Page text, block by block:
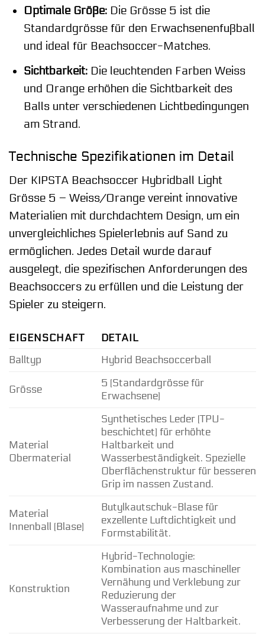
Optimale Größe:Die Grösse 5 ist die
Standardgrösse für den Erwachsenenfußball
und ideal für Beachsoccer-Matches.
Sichtbarkeit:Die leuchtenden Farben Weiss
und Orange erhöhen die Sichtbarkeit des
Balls unter verschiedenen Lichtbedingungen
am Strand.
Technische Spezifikationen im Detail
Der KIPSTA Beachsoccer Hybridball Light
Grösse 5 – Weiss/Orange vereint innovative
Materialien mit durchdachtem Design, um ein
unvergleichliches Spielerlebnis auf Sand zu
ermöglichen. Jedes Detail wurde darauf
ausgelegt, die spezifischen Anforderungen des
Beachsoccers zu erfüllen und die Leistung der
Spieler zu steigern.
EIGENSCHAFT
DETAIL
Balltyp
Hybrid Beachsoccerball
Grösse
5 (Standardgrösse für
Erwachsene)
Material
Obermaterial
Synthetisches Leder (TPU-
beschichtet) für erhöhte
Haltbarkeit und
Wasserbeständigkeit. Spezielle
Oberflächenstruktur für besseren
Grip im nassen Zustand.
Material
Innenball (Blase)
Butylkautschuk-Blase für
exzellente Luftdichtigkeit und
Formstabilität.
Konstruktion
Hybrid-Technologie:
Kombination aus maschineller
Vernähung und Verklebung zur
Reduzierung der
Wasseraufnahme und zur
Verbesserung der Haltbarkeit.